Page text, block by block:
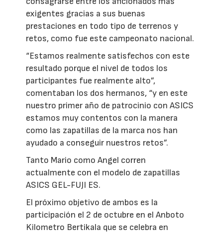
exigentes gracias a sus buenas
prestaciones en todo tipo de terrenos y
retos, como fue este campeonato nacional.
“Estamos realmente satisfechos con este
resultado porque el nivel de todos los
participantes fue realmente alto”,
comentaban los dos hermanos, “y en este
nuestro primer año de patrocinio con ASICS
estamos muy contentos con la manera
como las zapatillas de la marca nos han
ayudado a conseguir nuestros retos”.
Tanto Mario como Angel corren
actualmente con el modelo de zapatillas
ASICS GEL-FUJI ES.
El próximo objetivo de ambos es la
participación el 2 de octubre en el Anboto
Kilometro Bertikala que se celebra en